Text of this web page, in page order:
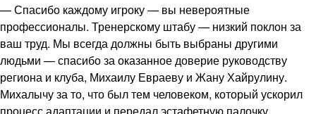
— Спасибо каждому игроку — вы невероятные
профессионалы. Тренерскому штабу — низкий поклон за
ваш труд. Мы всегда должны быть выбраны другими
людьми — спасибо за оказанное доверие руководству
региона и клуба, Михаилу Евраеву и Жану Хайрулину.
Михалычу за то, что был тем человеком, который ускорил